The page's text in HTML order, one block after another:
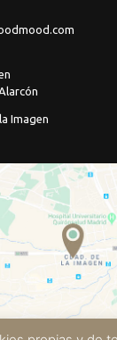
Imagen